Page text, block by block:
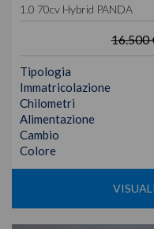
1.0 70cv Hybrid PANDA
16.500
Tipologia
Immatricolazione
Chilometri
Alimentazione
Cambio
Colore